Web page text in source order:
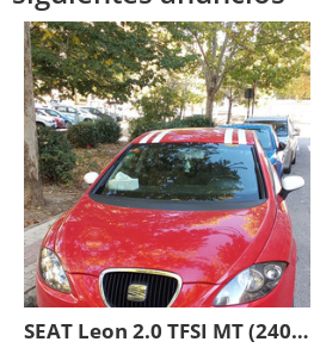
SEAT Leon 2.0 TFSI MT (240 hp) 2005